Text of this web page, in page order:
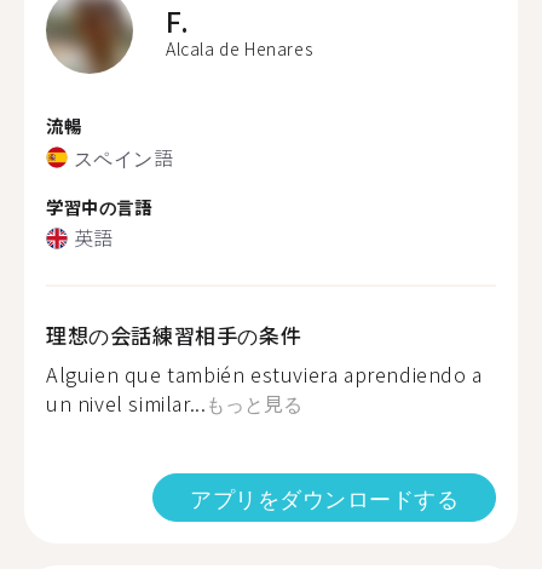
F.
Alcala de Henares
流暢
スペイン語
学習中の言語
英語
理想の会話練習相手の条件
Alguien que también estuviera aprendiendo a
un nivel similar...もっと見る
アプリをダウンロードする